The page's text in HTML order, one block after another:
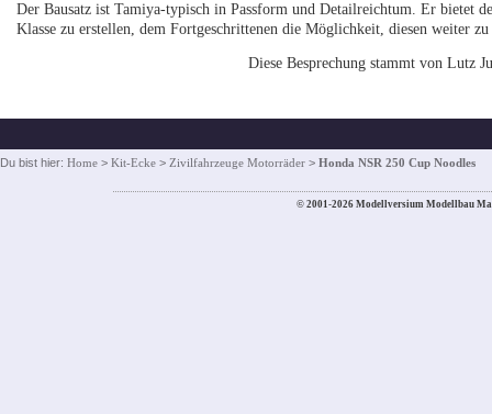
Der Bausatz ist Tamiya-typisch in Passform und Detailreichtum. Er bietet
Klasse zu erstellen, dem Fortgeschrittenen die Möglichkeit, diesen weiter
Diese Besprechung stammt von Lutz
Du bist hier: Home > Kit-Ecke > Zivilfahrzeuge Motorräder > Honda NSR 250 Cup Noodles
© 2001-2026 Modellversium Modellbau